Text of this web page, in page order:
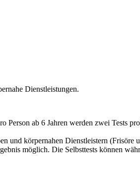
Dienstleistungen.
ab 6 Jahren werden zwei Tests
und körpernahen Dienstleistern (Frisöre
möglich. Die Selbsttests können